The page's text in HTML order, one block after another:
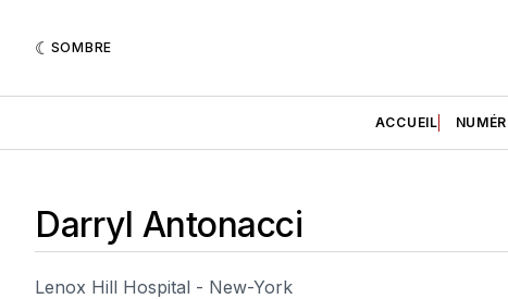
SOMBRE
ACCUEIL
Darryl Antonacci
Lenox Hill Hospital - New-York